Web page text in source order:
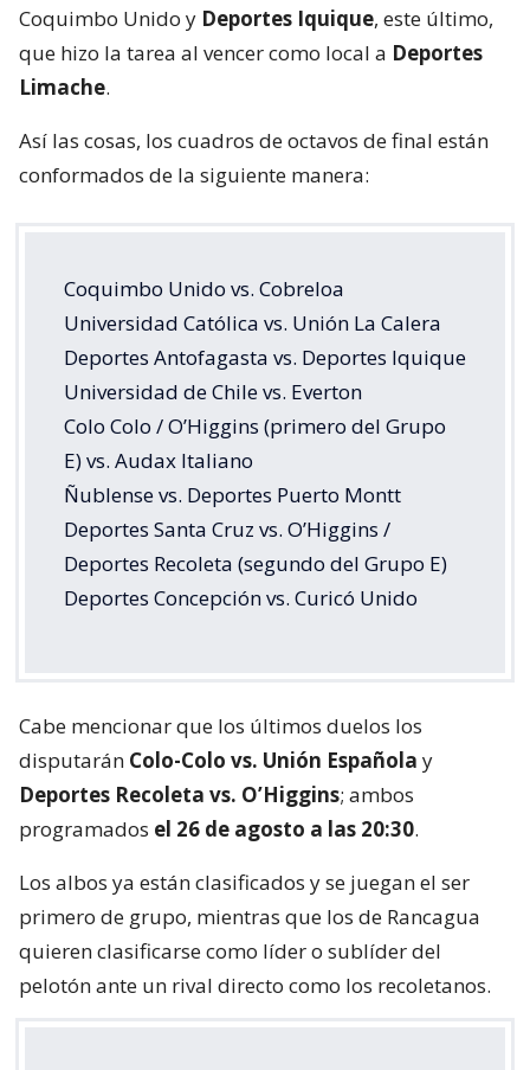
Coquimbo Unido y Deportes Iquique, este último,
que hizo la tarea al vencer como local a Deportes
Limache.
Así las cosas, los cuadros de octavos de final están
conformados de la siguiente manera:
Coquimbo Unido vs. Cobreloa
Universidad Católica vs. Unión La Calera
Deportes Antofagasta vs. Deportes Iquique
Universidad de Chile vs. Everton
Colo Colo / O’Higgins (primero del Grupo
E) vs. Audax Italiano
Ñublense vs. Deportes Puerto Montt
Deportes Santa Cruz vs. O’Higgins /
Deportes Recoleta (segundo del Grupo E)
Deportes Concepción vs. Curicó Unido
Cabe mencionar que los últimos duelos los
disputarán Colo-Colo vs. Unión Española y
Deportes Recoleta vs. O’Higgins; ambos
programados el 26 de agosto a las 20:30.
Los albos ya están clasificados y se juegan el ser
primero de grupo, mientras que los de Rancagua
quieren clasificarse como líder o sublíder del
pelotón ante un rival directo como los recoletanos.